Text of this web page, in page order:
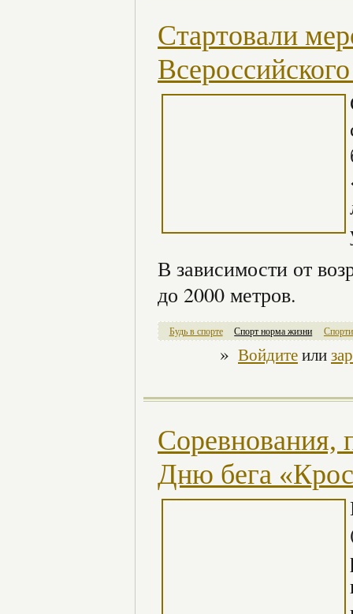
Стартовали
В зависимости от
до 2000 метров.
Будь в спорте Спорт норма жизни
» Войдитеили
Соревнования,
Дню бега